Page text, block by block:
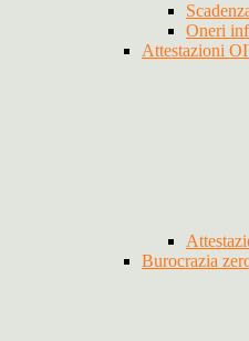
Oneri
Attestazioni
Burocrazia